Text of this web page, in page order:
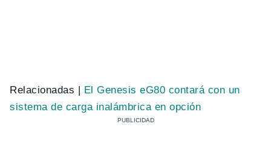
Relacionadas | El Genesis eG80 contará con un
sistema de carga inalámbrica en opción